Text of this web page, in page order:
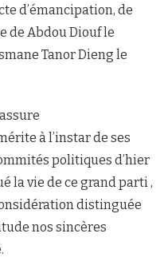
d’émancipation, de
de Abdou Diouf le
Tanor Dieng le
à l’instar de ses
politiques d’hier
la vie de ce grand parti ,
distinguée
nos sincères